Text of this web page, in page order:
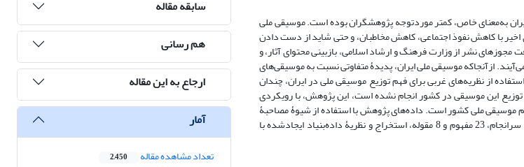
به‌معنای خاص، کمتر موردتوجه پژوهشگران بوده است. موسیقی ملی
با کاهش نفوذ اجتماعی، کاهش مخاطبان، و حتی شاید از دست دادن
نشر از وزارت فرهنگ و ارشاد اسلامی، بازبینی محتوای آثار، و
ازآنجاکه موسیقی ملی ایران، پدیدۀ متفاوتی نسبت به موسیقی‌های
از نظریه‌های غربی برای فهم توزیع موسیقی ملی در ایران، چندان
این موسیقی در کشور انجام نشده است، این پژوهش، با رویکردی
موسیقی ملی کشور است. داده‌های پژوهش با استفاده از شیوۀ مصاحبۀ
عمیق، گردآوری و برپایۀ دستورالعمل‌های سه‌گانۀ باز، محوری، و انتخابی، کدگذاری و مقوله‌بندی شده‌اند. سرانجام، 23 مفهوم و 8 مقوله، استخراج و نظریۀ داده‌بنیاد ایجادشده با
سابقه مقاله
هم رسانی
ارجاع به این مقاله
آمار
تعداد مشاهده مقاله 2,450